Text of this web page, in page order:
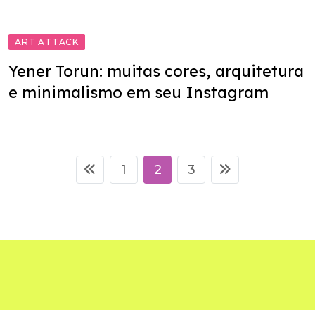
ART ATTACK
Yener Torun: muitas cores, arquitetura
e minimalismo em seu Instagram
1 2 3